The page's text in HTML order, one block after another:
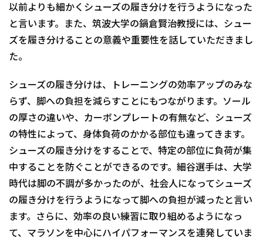
以前よりも細かくシューズの履き分けを行うようになった
と言います。また、筑波大学の鍋倉賢治教授には、シュー
ズを履き分けることの意義や重要性を話していただきまし
た。
シューズの履き分けは、トレーニングの効率アップのみな
らず、脚への負担を減らすことにもつながります。ソール
の厚さの違いや、カーボンプレートの有無など、シューズ
の特性によって、身体負荷のかかる部位も違ってきます。
シューズの履き分けをすることで、特定の部位に負荷が集
中することを防ぐことができるのです。細谷選手は、大学
時代は脚の不調が多かったのが、社会人になってシューズ
の履き分けを行うようになって脚への負担が減ったと言い
ます。さらに、効率の良い練習に取り組めるようになっ
て、マラソンを中心にハイパフォーマンスを連発していま